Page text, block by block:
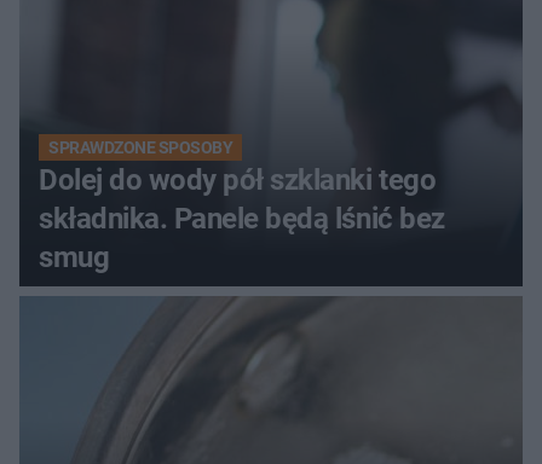
SPRAWDZONE SPOSOBY
Dolej do wody pół szklanki tego
składnika. Panele będą lśnić bez
smug